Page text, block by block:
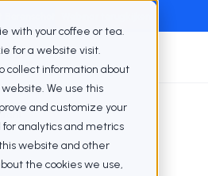
with your coffee or tea.
for a website visit.
collect information about
We use this
and customize your
analytics and metrics
website and other
the cookies we use,